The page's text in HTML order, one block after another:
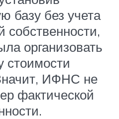
базу без учета
организовать
стоимости
ИФНС не
фактической